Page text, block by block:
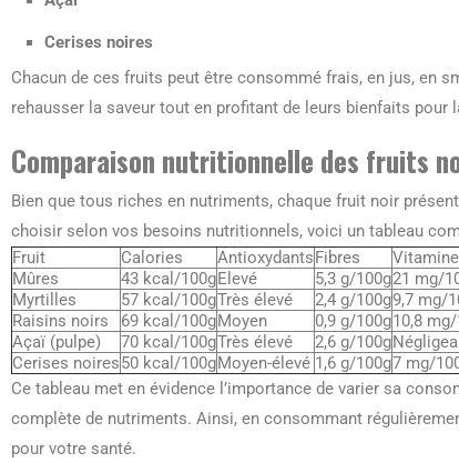
Cerises noires
Chacun de ces fruits peut être consommé frais, en jus, en
rehausser la saveur tout en profitant de leurs bienfaits pour
Comparaison nutritionnelle des fruits
Bien que tous riches en nutriments, chaque fruit noir
choisir selon vos besoins nutritionnels, voici un tableau
Fruit
Calories AntioxydantsFibres
Mûres
43 kcal/100gElevé 5,3 g/100g21 mg/
Myrtilles
57 kcal/100gTrès élevé 2,4 g/100g9,7 mg/
Raisins noirs
69 kcal/100gMoyen 0,9 g/100g10,8
Açaï (pulpe)
70 kcal/100gTrès élevé 2,6 g/100g
Cerises noires50 kcal/100gMoyen-élevé 1,6 g/100g7 mg/
Ce tableau met en évidence l’importance de varier sa
complète de nutriments. Ainsi, en consommant
pour votre santé.